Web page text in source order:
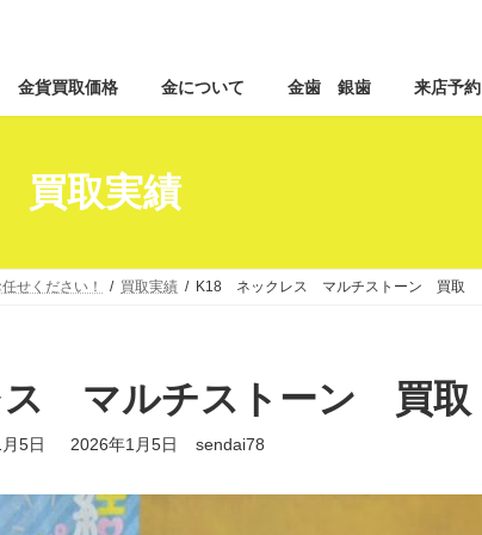
ン
テ
ツ
へ
ッ
プ
ビ
ゲ
シ
ョ
移
動
金貨買取価格 金について 金歯 銀歯 来店予約
買取実績
せください！ 買取実績 K18 ネックレス マルチストーン 買取
マルチストーン 買取
5日
最
新
日
2026年1月5日 sendai78